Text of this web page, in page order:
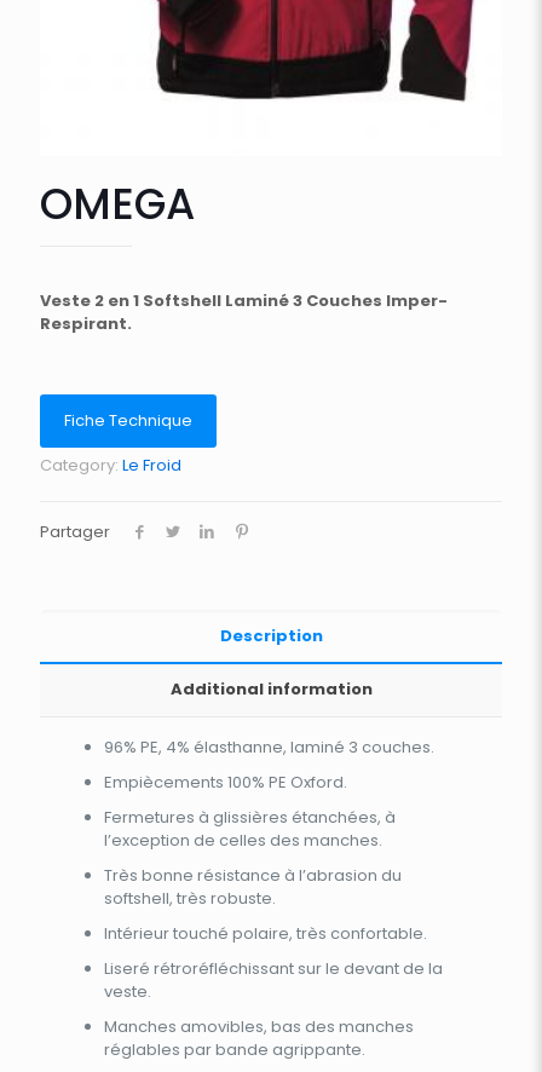
OMEGA
Veste 2 en 1 Softshell Laminé 3 Couches Imper-
Respirant.
Fiche Technique
Category: Le Froid
Partager
Description
Additional information
96% PE, 4% élasthanne, laminé 3 couches.
Empiècements 100% PE Oxford.
Fermetures à glissières étanchées, à
l’exception de celles des manches.
Très bonne résistance à l’abrasion du
softshell, très robuste.
Intérieur touché polaire, très confortable.
Liseré rétroréfléchissant sur le devant de la
veste.
Manches amovibles, bas des manches
réglables par bande agrippante.